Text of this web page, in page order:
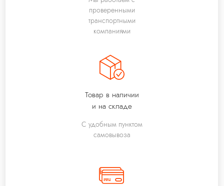
Товар в наличии
и на складе
проверенными
транспортными
компаниями
С удобным пунктом
самовывоза